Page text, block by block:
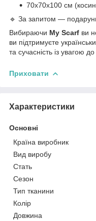
70х70х100 см
🔹 За запитом —
Вибираючи My Scarf ви
ви підтримуєте
та сучасність із увагою
Приховати
Характеристики
Основні
Країна виробник
Вид виробу
Стать
Сезон
Тип тканини
Колір
Довжина